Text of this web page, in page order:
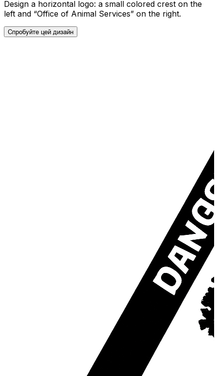
Design a horizontal logo: a small colored crest on the
left and “Office of Animal Services” on the right.
Спробуйте цей дизайн